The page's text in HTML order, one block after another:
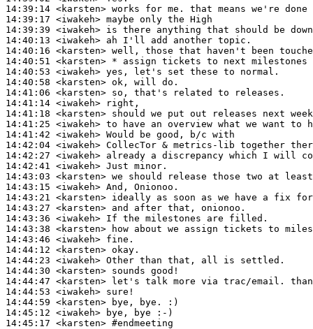
14:39:14 <karsten>
14:39:17 <iwakeh>
14:39:39 <iwakeh>
14:40:13 <iwakeh>
14:40:16 <karsten>
14:40:51 <karsten>
14:40:53 <iwakeh>
14:40:58 <karsten>
14:41:06 <karsten>
14:41:14 <iwakeh>
14:41:18 <karsten>
14:41:25 <iwakeh>
14:41:42 <iwakeh>
14:42:04 <iwakeh>
14:42:27 <iwakeh>
14:42:41 <iwakeh>
14:43:03 <karsten>
14:43:15 <iwakeh>
14:43:21 <karsten>
14:43:27 <karsten>
14:43:36 <iwakeh>
14:43:38 <karsten>
14:43:46 <iwakeh>
14:44:12 <karsten>
14:44:23 <iwakeh>
14:44:30 <karsten>
14:44:47 <karsten>
14:44:53 <iwakeh>
14:44:59 <karsten>
14:45:12 <iwakeh>
14:45:17 <karsten> #endmeeting